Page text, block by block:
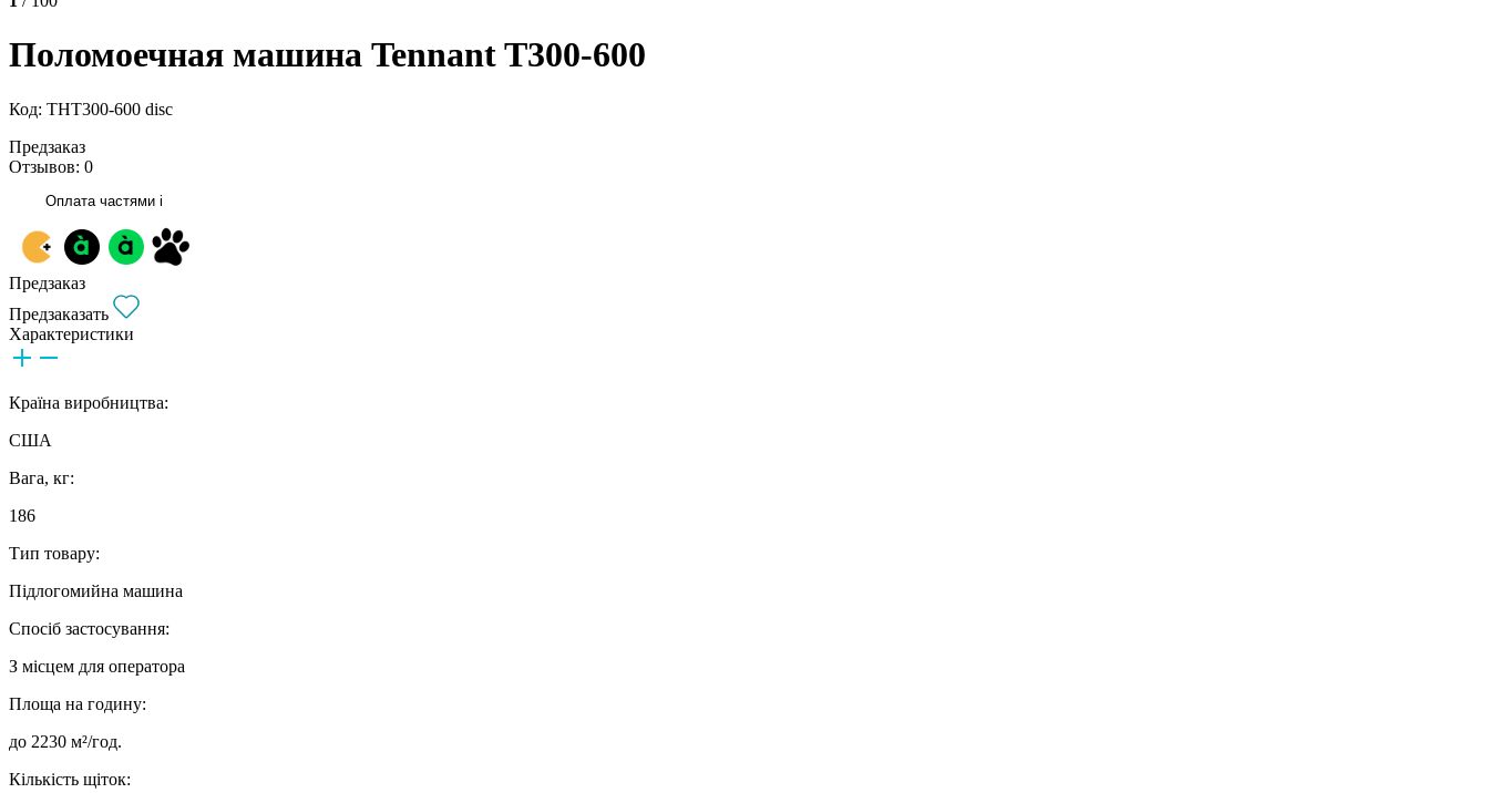
Поломоечная машина Tennant T300-600
Код: TНТ300-600 disc
Предзаказ
Отзывов: 0
Оплата частями i
Предзаказ
Предзаказать
Характеристики
Країна виробництва:
США
Вага, кг:
186
Тип товару:
Підлогомийна машина
Спосіб застосування:
З місцем для оператора
Площа на годину:
до 2230 м²/год.
Кількість щіток: